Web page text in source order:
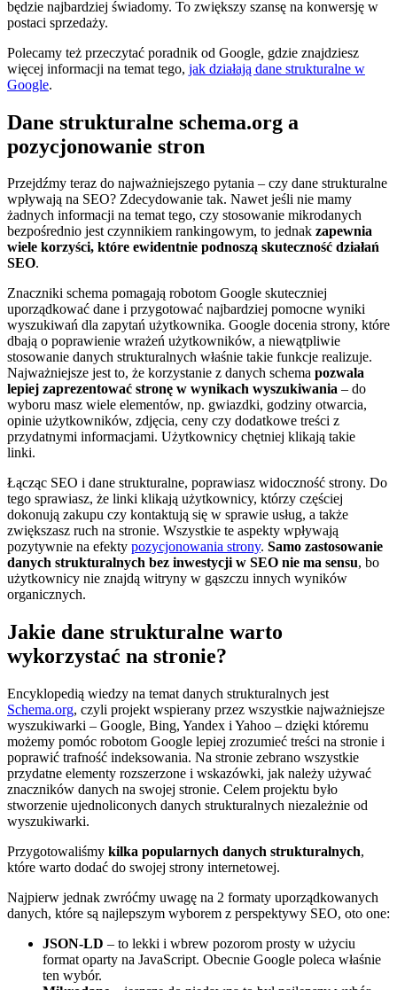
będzie najbardziej świadomy. To zwiększy szansę na konwersję w
postaci sprzedaży.
Polecamy też przeczytać poradnik od Google, gdzie znajdziesz
więcej informacji na temat tego, jak działają dane strukturalne w
Google.
Dane strukturalne schema.org a
pozycjonowanie stron
Przejdźmy teraz do najważniejszego pytania – czy dane strukturalne
wpływają na SEO? Zdecydowanie tak. Nawet jeśli nie mamy
żadnych informacji na temat tego, czy stosowanie mikrodanych
bezpośrednio jest czynnikiem rankingowym, to jednak zapewnia
wiele korzyści, które ewidentnie podnoszą skuteczność działań
SEO.
Znaczniki schema pomagają robotom Google skuteczniej
uporządkować dane i przygotować najbardziej pomocne wyniki
wyszukiwań dla zapytań użytkownika. Google docenia strony, które
dbają o poprawienie wrażeń użytkowników, a niewątpliwie
stosowanie danych strukturalnych właśnie takie funkcje realizuje.
Najważniejsze jest to, że korzystanie z danych schema pozwala
lepiej zaprezentować stronę w wynikach wyszukiwania – do
wyboru masz wiele elementów, np. gwiazdki, godziny otwarcia,
opinie użytkowników, zdjęcia, ceny czy dodatkowe treści z
przydatnymi informacjami. Użytkownicy chętniej klikają takie
linki.
Łącząc SEO i dane strukturalne, poprawiasz widoczność strony. Do
tego sprawiasz, że linki klikają użytkownicy, którzy częściej
dokonują zakupu czy kontaktują się w sprawie usług, a także
zwiększasz ruch na stronie. Wszystkie te aspekty wpływają
pozytywnie na efekty pozycjonowania strony. Samo zastosowanie
danych strukturalnych bez inwestycji w SEO nie ma sensu, bo
użytkownicy nie znajdą witryny w gąszczu innych wyników
organicznych.
Jakie dane strukturalne warto
wykorzystać na stronie?
Encyklopedią wiedzy na temat danych strukturalnych jest
Schema.org, czyli projekt wspierany przez wszystkie najważniejsze
wyszukiwarki – Google, Bing, Yandex i Yahoo – dzięki któremu
możemy pomóc robotom Google lepiej zrozumieć treści na stronie i
poprawić trafność indeksowania. Na stronie zebrano wszystkie
przydatne elementy rozszerzone i wskazówki, jak należy używać
znaczników danych na swojej stronie. Celem projektu było
stworzenie ujednoliconych danych strukturalnych niezależnie od
wyszukiwarki.
Przygotowaliśmy kilka popularnych danych strukturalnych,
które warto dodać do swojej strony internetowej.
Najpierw jednak zwróćmy uwagę na 2 formaty uporządkowanych
danych, które są najlepszym wyborem z perspektywy SEO, oto one:
JSON-LD – to lekki i wbrew pozorom prosty w użyciu
format oparty na JavaScript. Obecnie Google poleca właśnie
ten wybór.